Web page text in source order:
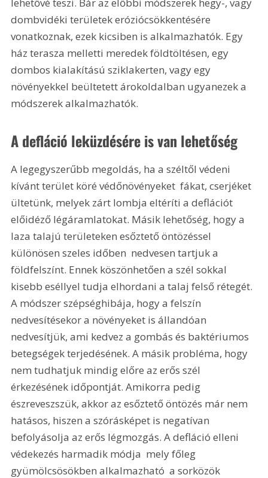
lehetővé teszi. Bár az előbbi módszerek hegy-, vagy
dombvidéki területek eróziócsökkentésére
vonatkoznak, ezek kicsiben is alkalmazhatók. Egy
ház terasza melletti meredek földtöltésen, egy
dombos kialakítású sziklakerten, vagy egy
növényekkel beültetett árokoldalban ugyanezek a
módszerek alkalmazhatók.
A defláció leküzdésére is van lehetőség
A legegyszerűbb megoldás, ha a széltől védeni
kívánt terület köré védőnövényeket  fákat, cserjéket 
ültetünk, melyek zárt lombja eltéríti a deflációt
előidéző légáramlatokat. Másik lehetőség, hogy a
laza talajú területeken esőztető öntözéssel 
különösen szeles időben  nedvesen tartjuk a
földfelszínt. Ennek köszönhetően a szél sokkal
kisebb eséllyel tudja elhordani a talaj felső rétegét.
A módszer szépséghibája, hogy a felszín
nedvesítésekor a növényeket is állandóan
nedvesítjük, ami kedvez a gombás és baktériumos
betegségek terjedésének. A másik probléma, hogy
nem tudhatjuk mindig előre az erős szél
érkezésének időpontját. Amikorra pedig
észreveszszük, akkor az esőztető öntözés már nem
hatásos, hiszen a szórásképet is negatívan
befolyásolja az erős légmozgás. A defláció elleni
védekezés harmadik módja  mely főleg
gyümölcsösökben alkalmazható  a sorközök